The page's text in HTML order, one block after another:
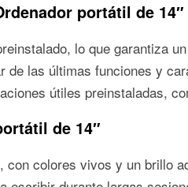
portátil de 14″
lo que garantiza
las últimas funciones y
útiles preinstaladas,
de 14″
con colores vivos y un